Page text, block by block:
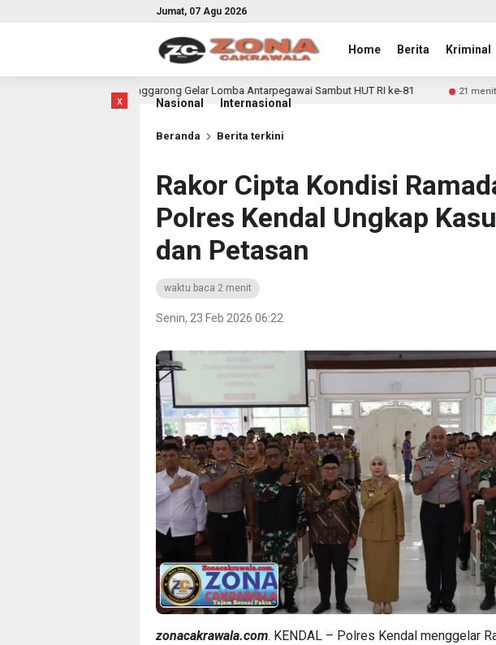
Jumat, 07 Agu 2026
Home Berita Kriminal
Nasional Internasional
x
Tenggarong Gelar Lomba Antarpegawai Sambut HUT RI ke-81 21 menit lalu Semangat
Beranda Berita terkini
Rakor Cipta Kondisi
Polres Kendal Ungkap
dan Petasan
waktu baca 2 menit
Senin, 23 Feb 2026 06:22
zonacakrawala.com. KENDAL – Polres Kendal menggelar